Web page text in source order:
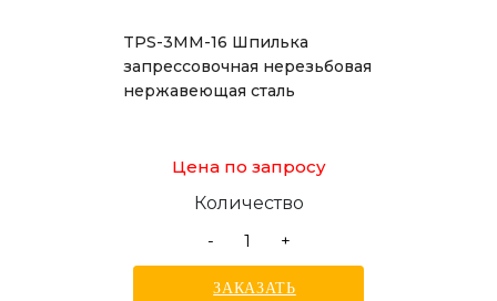
TPS-3MM-16 Шпилька
запрессовочная нерезьбовая
нержавеющая сталь
Цена по запросу
Количество
-
+
ЗАКАЗАТЬ